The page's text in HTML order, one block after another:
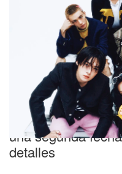
Gran noticia
Stray Kids agotó
una segunda
detalles